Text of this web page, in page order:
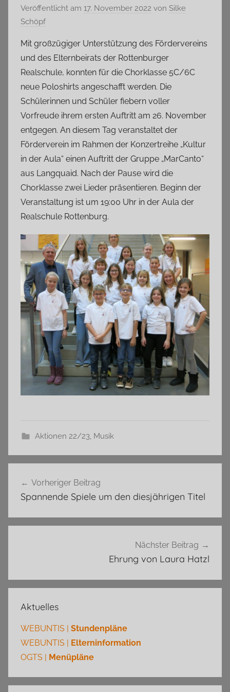
Veröffentlicht am 17. November 2022 von Silke
Schöpf
Mit großzügiger Unterstützung des Fördervereins
und des Elternbeirats der Rottenburger
Realschule, konnten für die Chorklasse 5C/6C
neue Poloshirts angeschafft werden. Die
Schülerinnen und Schüler fiebern voller
Vorfreude ihrem ersten Auftritt am 26. November
entgegen. An diesem Tag veranstaltet der
Förderverein im Rahmen der Konzertreihe „Kultur
in der Aula“ einen Auftritt der Gruppe „MarCanto“
aus Langquaid. Nach der Pause wird die
Chorklasse zwei Lieder präsentieren. Beginn der
Veranstaltung ist um 19:00 Uhr in der Aula der
Realschule Rottenburg.
Aktionen 22/23, Musik
Vorheriger Beitrag
Spannende Spiele um den diesjährigen Titel
Nächster Beitrag
Ehrung von Laura Hatzl
Aktuelles
WEBUNTIS | Stundenpläne
WEBUNTIS | Elterninformation
OGTS | Menüpläne